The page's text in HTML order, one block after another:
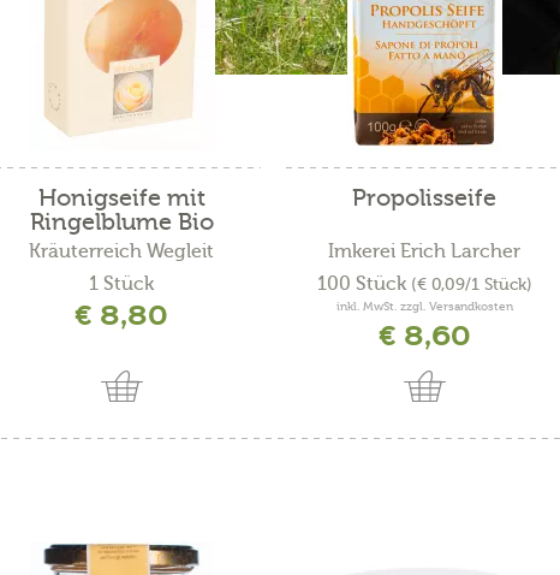
Honigseife mit
Ringelblume Bio
Kräuterreich Wegleit
1 Stück
€ 8,80
Propolisseife
Imkerei Erich Larcher
100 Stück (€ 0,09/1 Stück)
inkl. MwSt. zzgl. Versandkosten
€ 8,60